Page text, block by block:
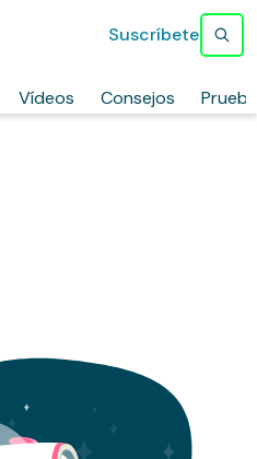
Vídeos Consejos
Suscríbete